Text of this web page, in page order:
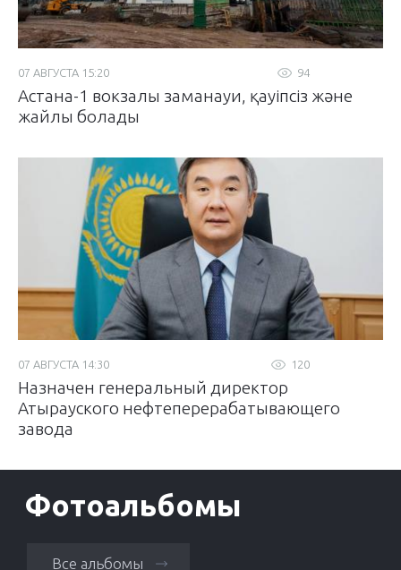
94
07 АВГУСТА 15:20
Астана-1 вокзалы заманауи, қауіпсіз және
жайлы болады
120
07 АВГУСТА 14:30
Назначен генеральный директор
Атырауского нефтеперерабатывающего
завода
Фотоальбомы
Все альбомы